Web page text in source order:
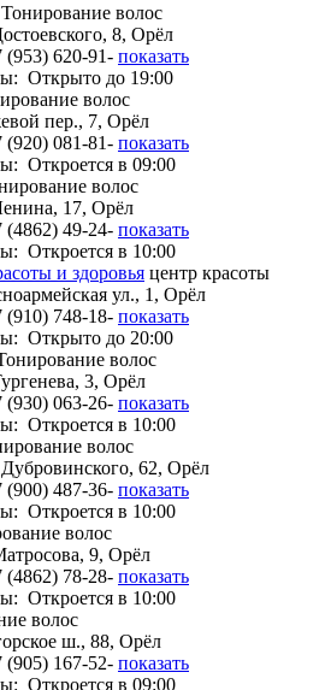
Тонирование волос
8, Орёл
(953) 620-91- показать
Открыто до 19:00
волос
пер., 7, Орёл
(920) 081-81- показать
Откроется в 09:00
волос
17, Орёл
(4862) 49-24- показать
Откроется в 10:00
и здоровья центр красоты
ул., 1, Орёл
(910) 748-18- показать
Открыто до 20:00
волос
3, Орёл
(930) 063-26- показать
Откроется в 10:00
волос
62, Орёл
(900) 487-36- показать
Откроется в 10:00
волос
9, Орёл
(4862) 78-28- показать
Откроется в 10:00
волос
ш., 88, Орёл
(905) 167-52- показать
Откроется в 09:00